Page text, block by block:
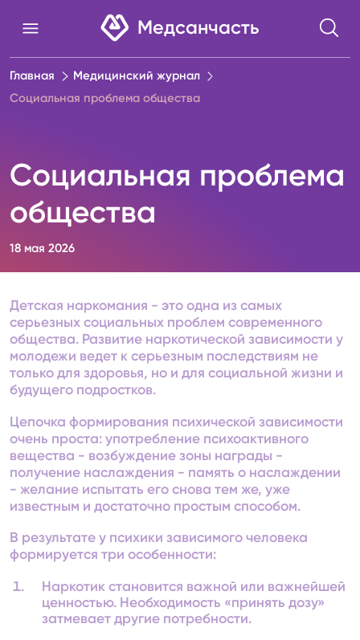
Медсанчасть
Главная
Медицинский журнал
Социальная проблема общества
Социальная проблема
общества
18 мая 2026
Детская наркомания - это одна из самых
серьезных социальных проблем современного
общества. Развитие наркотической зависимости у
молодежи ведет к серьезным последствиям не
только для здоровья, но и для социальной жизни и
будущего подростков.
Цепочка формирования психической зависимости
очень проста: употребление психоактивного
вещества - возбуждение зоны награды -
получение наслаждения - память о наслаждении
- желание испытать его снова тем же, уже
известным и достаточно простым способом.
В результате у психики зависимого человека
формируется три особенности:
Наркотик становится важной или важнейшей
ценностью. Необходимость «принять дозу»
затмевает другие потребности.